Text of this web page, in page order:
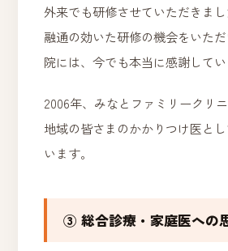
外来でも研修させていただきま
融通の効いた研修の機会をいた
院には、今でも本当に感謝してい
2006年、みなとファミリークリニ
地域の皆さまのかかりつけ医と
います。
③ 総合診療・家庭医への